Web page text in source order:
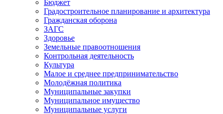
Бюджет
Градостроительное планирование и архитектура
Гражданская оборона
ЗАГС
Здоровье
Земельные правоотношения
Контрольная деятельность
Культура
Малое и среднее предпринимательство
Молодёжная политика
Муниципальные закупки
Муниципальное имущество
Муниципальные услуги